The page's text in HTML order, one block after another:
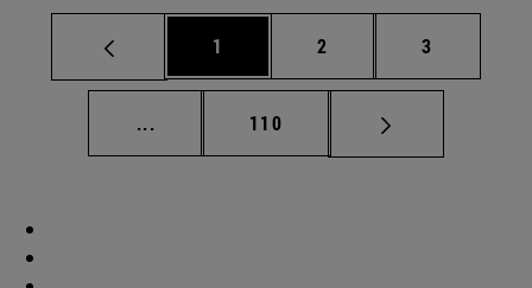
Página
1 Página
2 Página
3
... Páginas intermedias Use TAB para
Página
110